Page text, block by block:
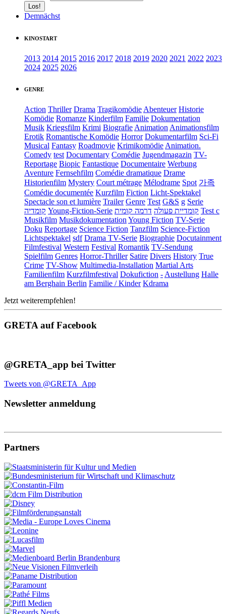
Demnächst
KINOSTART
2013 2014 2015 2016 2017 2018 2019 2020 2021 2022 2023
2024 2025 2026
GENRE
Action Thriller Drama TragikomödieAbenteuer Historie
Komödie Romanze Kinderfilm Familie Dokumentation
Musik Kriegsfilm Krimi BiografieAnimationAnimationsfilm
Erotik Romantische Komödie Horror Dokumentarfilm Sci-Fi
Musical Fantasy Roadmovie KrimikomödieAnimation.
Comedy test Documentary Comédie Jugendmagazin TV-
Reportage Biopic Fantastique Documentaire Werbung
Aventure Fernsehfilm Comédie dramatique Drame
Historienfilm Mystery Court métrage Mélodrame Spot 가족
Comédie documentée Kurzfilm Fiction Licht-Spektakel
Spectacle son et lumière Trailer Genre Test G&S g Serie
קומדיה Young-Fiction-Serie קומדיית פעולה דרמה קומית
Test c
Musikfilm MusikdokumentationYoung Fiction TV-Serie
Doku Reportage Science Fiction Tanzfilm Science-Fiction
Lichtspektakel sdf Drama TV-Serie Biographie Docutainment
Filmfestival Western Festival Romantik TV-Sendung
Spielfilm Genres Horror-Thriller Satire Divers History True
Crime TV-Show Multimedia-Installation Martial Arts
Familienfilm Kurzfilmfestival Dokufiction -Austellung Halle
am Berghain Berlin Familie / Kinder Kdrama
Jetzt weiterempfehlen!
GRETA auf Facebook
@GRETA_app bei Twitter
Tweets von @GRETA_App
Newsletter anmeldung
Partners